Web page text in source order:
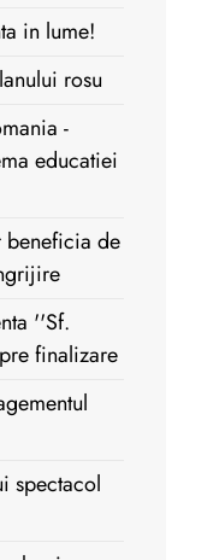
in lume!
rosu
-
educatiei
de
''Sf.
finalizare
spectacol